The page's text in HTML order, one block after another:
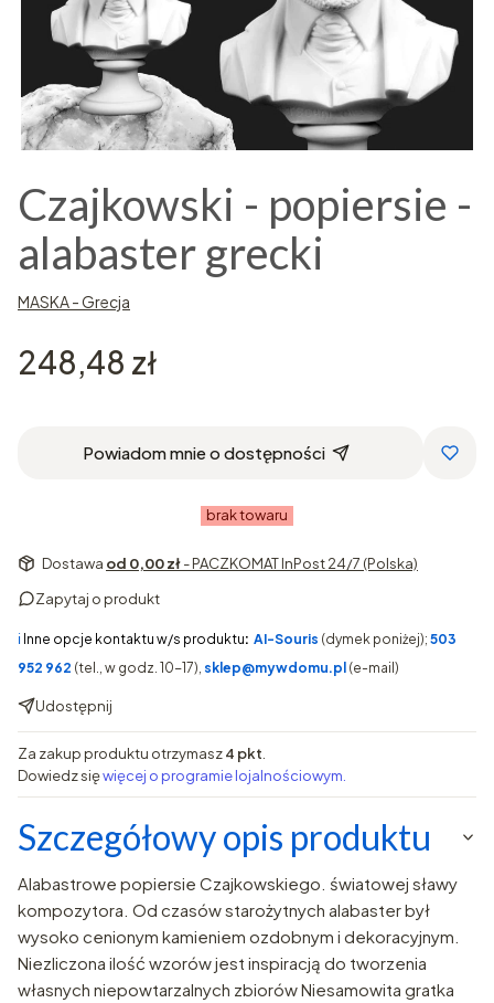
Czajkowski - popiersie -
alabaster grecki
MASKA - Grecja
Cena
248,48 zł
Powiadom mnie o dostępności
brak towaru
Dostawa od 0,00 zł- PACZKOMAT InPost 24/7 (Polska)
Zapytaj o produkt
ℹ️ Inne opcje kontaktu w/s produktu: AI-Souris (dymek poniżej); 503
952 962 (tel., w godz. 10-17), sklep@mywdomu.pl (e-mail)
Udostępnij
Za zakup produktu otrzymasz4 pkt
Dowiedz sięwięcej o programie lojalnościowym.
Szczegółowy opis produktu
Alabastrowe popiersie Czajkowskiego. światowej sławy
kompozytora. Od czasów starożytnych alabaster był
wysoko cenionym kamieniem ozdobnym i dekoracyjnym.
Niezliczona ilość wzorów jest inspiracją do tworzenia
własnych niepowtarzalnych zbiorów Niesamowita gratka